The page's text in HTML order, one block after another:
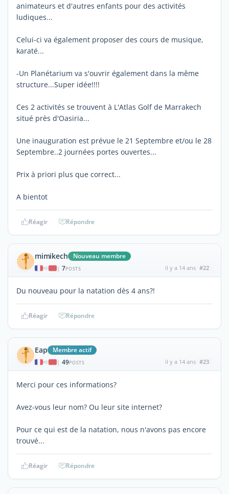
animateurs et d'autres enfants pour des activités
ludiques...
Celui-ci va également proposer des cours de musique,
karaté...
-Un Planétarium va s'ouvrir également dans la même
structure...Super idée!!!!
Ces 2 activités se trouvent à L'Atlas Golf de Marrakech
situé près d'Oasiria...
Une inauguration est prévue le 21 Septembre et/ou le 28
Septembre..2 journées portes ouvertes...
Prix à priori plus que correct...
A bientot
Réagir Répondre
mimikech Nouveau membre
| 7POSTS il y a 14 ans #22
Du nouveau pour la natation dès 4 ans?!
Réagir Répondre
Eap Membre actif
| 49POSTS il y a 14 ans #23
Merci pour ces informations?
Avez-vous leur nom? Ou leur site internet?
Pour ce qui est de la natation, nous n'avons pas encore
trouvé...
Réagir Répondre